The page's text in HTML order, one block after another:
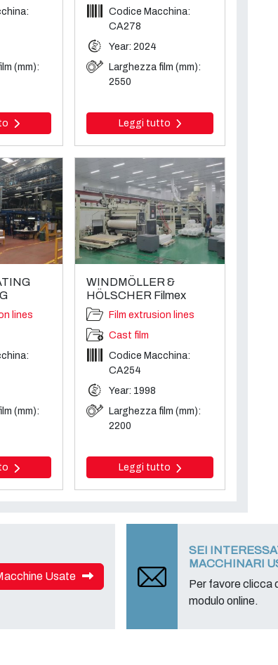
(mm):
Codice Macchina:
CA278
Year: 2024
Larghezza film (mm):
2550
Leggi tutto
lines
(mm):
WINDMÖLLER &
HÖLSCHER Filmex
Film extrusion lines
Cast film
Codice Macchina:
CA254
Year: 1998
Larghezza film (mm):
2200
Leggi tutto
Usate
SEI
MACCHINARI
Per favore clicca
modulo online.